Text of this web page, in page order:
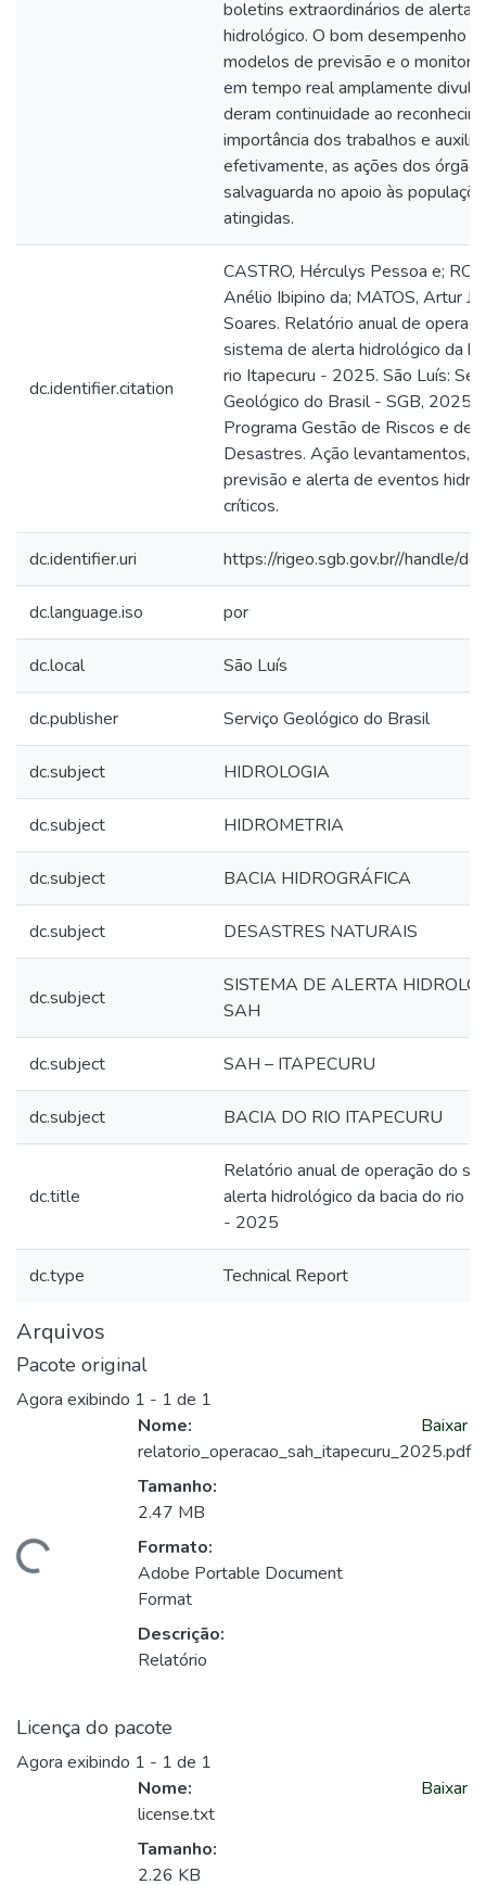
boletins extraordinários de alerta
hidrológico. O bom desempenho
modelos de previsão e o
em tempo real amplamente
deram continuidade ao
importância dos trabalhos e
efetivamente, as ações dos
salvaguarda no apoio às
atingidas.
dc.identifier.citation
CASTRO, Hérculys Pessoa e;
Anélio Ibipino da; MATOS, Artur
Soares. Relatório anual de
sistema de alerta hidrológico da
rio Itapecuru - 2025. São Luís:
Geológico do Brasil - SGB, 2025.
Programa Gestão de Riscos e de
Desastres. Ação levantamentos,
previsão e alerta de eventos
críticos.
dc.identifier.uri https://rigeo.sgb.gov.br//handle/
dc.language.iso por
dc.local São Luís
dc.publisher Serviço Geológico do Brasil
dc.subject HIDROLOGIA
dc.subject HIDROMETRIA
dc.subject BACIA HIDROGRÁFICA
dc.subject DESASTRES NATURAIS
dc.subject
SISTEMA DE ALERTA
SAH
dc.subject SAH – ITAPECURU
dc.subject BACIA DO RIO ITAPECURU
dc.title
Relatório anual de operação do
alerta hidrológico da bacia do rio
- 2025
dc.type Technical Report
Arquivos
Pacote original
Agora exibindo 1 - 1 de 1
Nome:
relatorio_operacao_sah_itapecuru_2025.pdf
Tamanho:
2.47 MB
Formato:
Adobe Portable Document
Format
Descrição:
Relatório
Baixar
Licença do pacote
Agora exibindo 1 - 1 de 1
Nome:
license.txt
Tamanho:
2.26 KB
Baixar